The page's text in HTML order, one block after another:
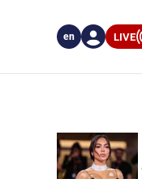
LIVE
en